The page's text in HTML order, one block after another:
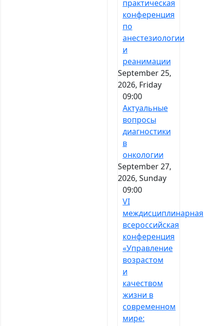
практическая
конференция
по
анестезиологии
и
реанимации
September 25,
2026, Friday
09:00
Актуальные
вопросы
диагностики
в
онкологии
September 27,
2026, Sunday
09:00
VI
междисциплинарная
всероссийская
конференция
«Управление
возрастом
и
качеством
жизни в
современном
мире: